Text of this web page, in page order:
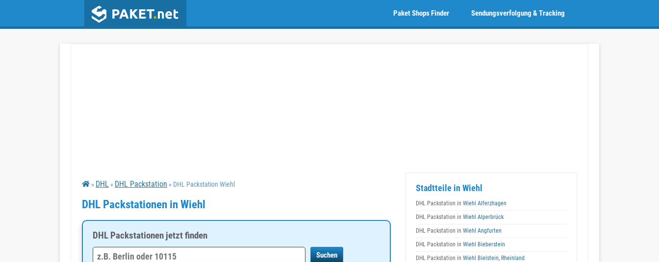
Sendungsverfolgung & Tracking
Paket Shops Finder
» DHL » DHL Packstation » DHL Packstation Wiehl
DHL Packstationen in Wiehl
DHL Packstationen jetzt finden
Stadtteile in Wiehl
DHL Packstation in Wiehl Alferzhagen
DHL Packstation in Wiehl Alperbrück
DHL Packstation in Wiehl Angfurten
DHL Packstation in Wiehl Bieberstein
DHL Packstation in Wiehl Bielstein, Rheinland